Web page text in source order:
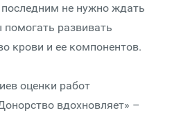
не нужно ждать
развивать
крови и ее компонентов.
оценки работ
вдохновляет» –